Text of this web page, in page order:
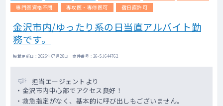
専門医資格不問
専攻医・専修医可 宿日直許可
金沢市内/ゆったり系の日当直アルバイト勤
務です。
掲載更新日 : 2026年07月28日 案件番号 : 26-SJ644762
担当エージェントより
・金沢市内中心部でアクセス良好！
・救急指定がなく、基本的に呼び出しもございません。